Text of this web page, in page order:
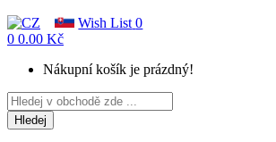
Wish List 0
0 0.00 Kč
Nákupní košík je prázdný!
Hledej